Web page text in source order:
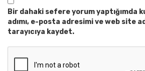
Bir dahaki sefere yorum yaptığımda
adımı, e-posta adresimi ve web site
tarayıcıya kaydet.